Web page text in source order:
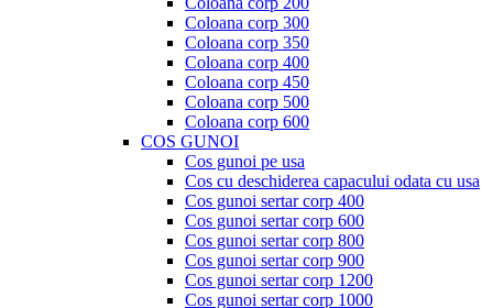
Coloana corp 300
Coloana corp 350
Coloana corp 400
Coloana corp 450
Coloana corp 500
Coloana corp 600
COS GUNOI
Cos gunoi pe usa
Cos cu deschiderea capacului odata cu usa
Cos gunoi sertar corp 400
Cos gunoi sertar corp 600
Cos gunoi sertar corp 800
Cos gunoi sertar corp 900
Cos gunoi sertar corp 1200
Cos gunoi sertar corp 1000